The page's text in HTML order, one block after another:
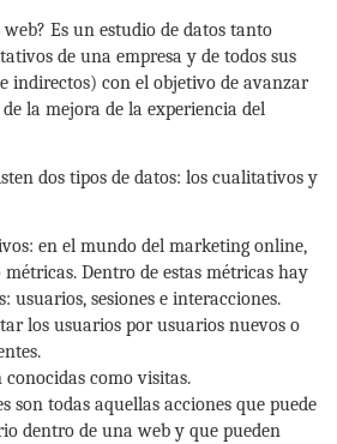
Es un estudio de datos tanto
de una empresa y de todos sus
indirectos) con el objetivo de avanzar
la mejora de la experiencia del
dos tipos de datos: los cualitativos y
en el mundo del marketing online,
Dentro de estas métricas hay
usuarios, sesiones e interacciones.
los usuarios por usuarios nuevos o
conocidas como visitas.
son todas aquellas acciones que puede
dentro de una web y que pueden